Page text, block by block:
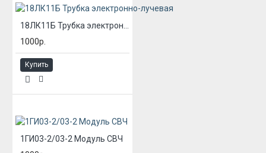
1000р.
Купить
1ГИ03-2/03-2 Модуль СВЧ